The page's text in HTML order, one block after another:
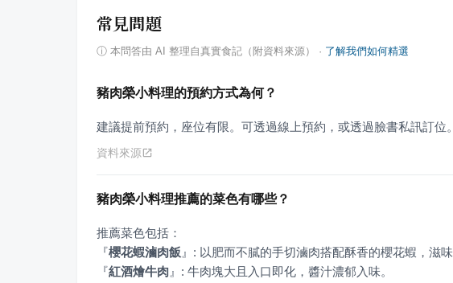
常見問題
ⓘ 本問答由 AI 整理自真實食記（附資料來源） · 了解我們如何精選
豬肉榮小料理的預約方式為何？
建議提前預約，座位有限。可透過線上預約，或透過臉書私訊訂位。
資料來源
豬肉榮小料理推薦的菜色有哪些？
『櫻花蝦滷肉飯 』
『紅酒燴牛肉 』